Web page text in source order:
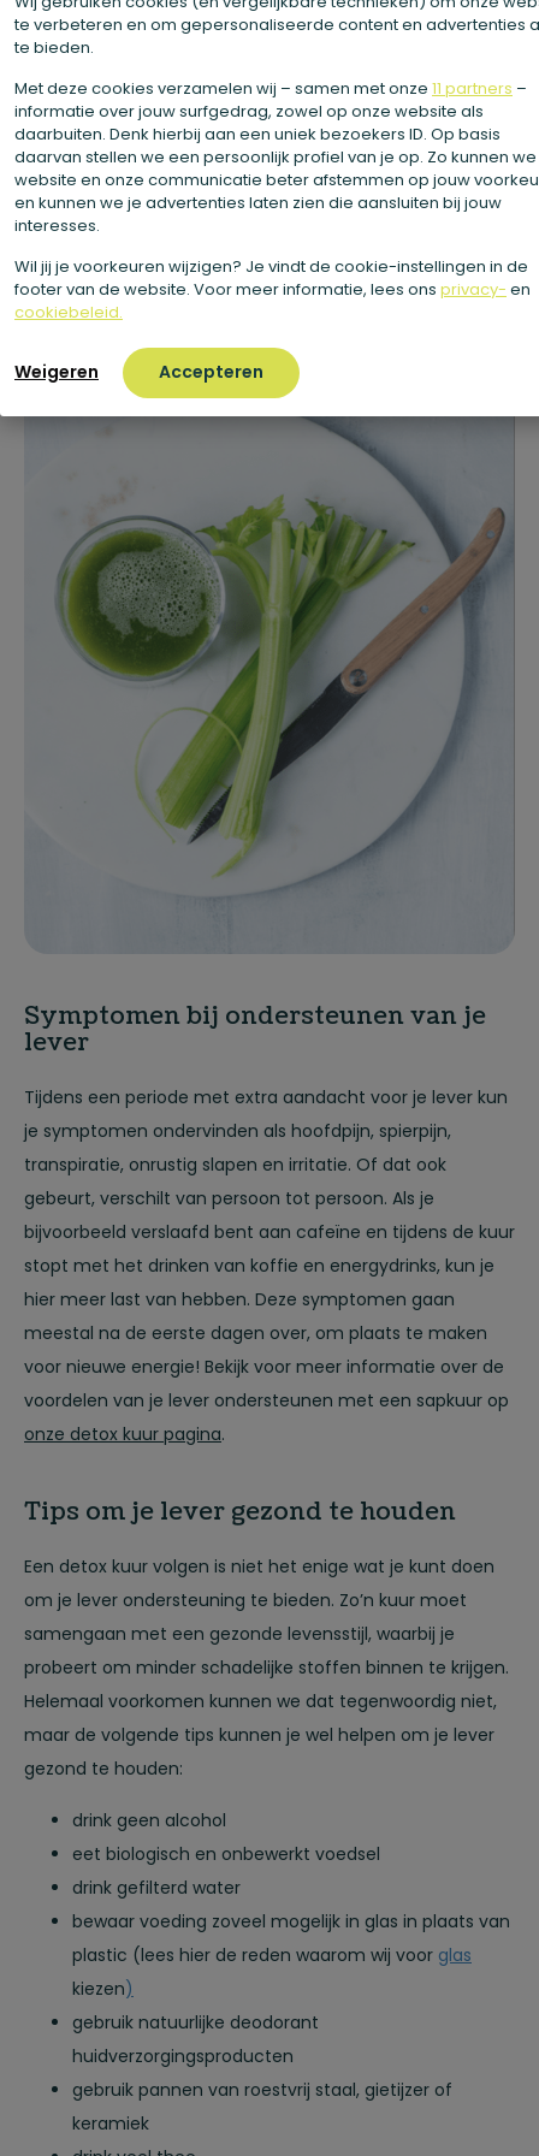
te verbeteren en om gepersonaliseerde content en advertenties
te bieden.
Met deze cookies verzamelen wij – samen met onze 11 partners –
informatie over jouw surfgedrag, zowel op onze website als
daarbuiten. Denk hierbij aan een uniek bezoekers ID. Op basis
daarvan stellen we een persoonlijk profiel van je op. Zo kunnen
website en onze communicatie beter afstemmen op jouw
en kunnen we je advertenties laten zien die aansluiten bij jouw
interesses.
Wil jij je voorkeuren wijzigen? Je vindt de cookie-instellingen in de
footer van de website. Voor meer informatie, lees ons privacy- en
cookiebeleid.
Weigeren Accepteren
sporenelementen en antioxidanten. Hierdoor kan een
energieniveau, de normale werking van je
immuunsysteem en algehele welzijn. Ons speciale detox
sapjebevat bovendien het stofje choline, dat een
positieve invloed heeft op de werking van je lever. Lees
hier meer informatie als je
wilt volgen.
Symptomen bij ondersteunen van je
lever
Tijdens een periode met extra aandacht voor je lever kun
je symptomen ondervinden als hoofdpijn, spierpijn,
transpiratie, onrustig slapen en irritatie. Of dat ook
gebeurt, verschilt van persoon tot persoon. Als je
bijvoorbeeld verslaafd bent aan cafeïne en tijdens de kuur
stopt met het drinken van koffie en energydrinks, kun je
hier meer last van hebben. Deze symptomen gaan
meestal na de eerste dagen over, om plaats te maken
voor nieuwe energie! Bekijk voor meer informatie over de
voordelen van je lever ondersteunen met een sapkuur op
onze detox kuur pagina.
Tips om je lever gezond te houden
Een detox kuur volgen is niet het enige wat je kunt doen
om je lever ondersteuning te bieden. Zo’n kuur moet
samengaan met een gezonde levensstijl, waarbij je
probeert om minder schadelijke stoffen binnen te krijgen.
Helemaal voorkomen kunnen we dat tegenwoordig niet,
maar de volgende tips kunnen je wel helpen om je lever
gezond te houden:
drink geen alcohol
eet biologisch en onbewerkt voedsel
drink gefilterd water
bewaar voeding zoveel mogelijk in glas in plaats van
plastic (lees hier de reden waarom wij voor glas
kiezen)
gebruik natuurlijke deodorant
huidverzorgingsproducten
gebruik pannen van roestvrij staal, gietijzer of
keramiek